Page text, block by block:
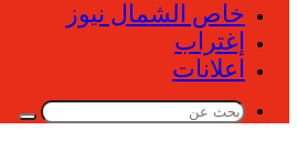
خاص الشمال نيوز
إغتراب
اعلانات
بحث